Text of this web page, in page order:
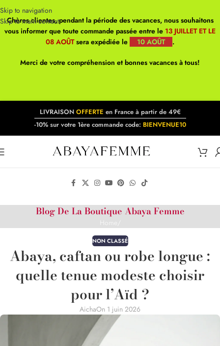
Skip to navigation
Skip to main content
Chères clientes, pendant la période des vacances, nous souhaitons
vous informer que toute commande passée entre le 13 JUILLET ET LE
08 AOÛTsera expédiée le 10 AOÛT .
Merci de votre compréhension et bonnes vacances à tous!
LIVRAISON OFFERTE en France à partir de 49€
-10% sur votre 1ère commande code: BIENVENUE10
Blog De La Boutique Abaya Femme
NON CLASSÉ
Abaya, caftan ou robe longue :
quelle tenue modeste choisir
pour l’Aïd ?
AichaOn 1 juin 2026